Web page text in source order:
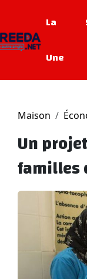
La
Une
Maison
Un
familles